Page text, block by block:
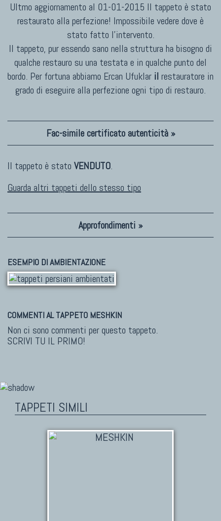
Ultmo aggiornamento al 01-01-2015 Il tappeto è stato
restaurato alla perfezione! Impossibile vedere dove è
stato fatto l'intervento.
Il tappeto, pur essendo sano nella struttura ha bisogno di
qualche restauro su una testata e in qualche punto del
bordo. Per fortuna abbiamo Ercan Ufuklar il restauratore in
grado di eseguire alla perfezione ogni tipo di restauro.
Fac-simile certificato autenticità »
Il tappeto è stato VENDUTO.
Guarda altri tappeti dello stesso tipo
Approfondimenti »
ESEMPIO DI AMBIENTAZIONE
COMMENTI AL TAPPETO MESHKIN
Non ci sono commenti per questo tappeto.
SCRIVI TU IL PRIMO!
TAPPETI SIMILI